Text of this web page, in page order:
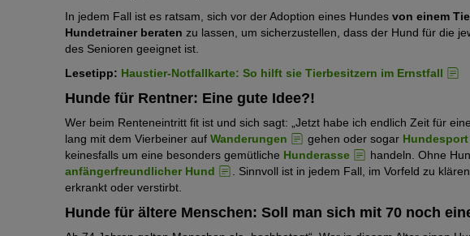
In jedem Fall ist es ratsam, sich vor der Adoption eines Hundes von einem
Hundetrainer beraten zu lassen, um sicherzustellen, dass der Hund für die
des Senioren geeignet ist.
Lesetipp: Haustier-Notfallkarte: So hilft sie Tierbesitzern im Ernstfall
Hunde für Rentner: Eine gute Idee?!
Wer beim Renteneintritt fit ist und sich sagt: „Jetzt habe ich endlich Zeit für
lang mit dem Vierbeiner auf Wanderungen gehen oder sogar Hundesport
keinesfalls um eine besonders gemütliche Hunderasse
handeln. Ohne
anfängerfreundlicher Hund
. Sinnvoll ist in jedem Fall, im Vorfeld zu
erkrankt oder verstirbt.
Hunde für ältere Menschen: Soll man sich mit 70 noch